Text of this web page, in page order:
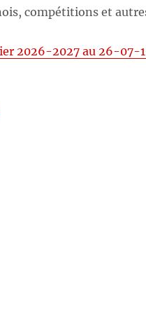
compétitions et
2026-2027 au 26-07-